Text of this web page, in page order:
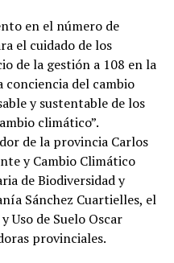
en el número de
el cuidado de los
de la gestión a 108 en la
conciencia del cambio
y sustentable de los
climático”.
de la provincia Carlos
y Cambio Climático
de Biodiversidad y
Sánchez Cuartielles, el
Uso de Suelo Oscar
provinciales.